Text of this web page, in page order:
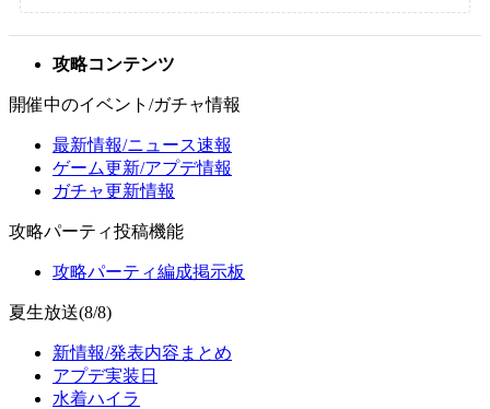
攻略コンテンツ
開催中のイベント/ガチャ情報
最新情報/ニュース速報
ゲーム更新/アプデ情報
ガチャ更新情報
攻略パーティ投稿機能
攻略パーティ編成掲示板
夏生放送(8/8)
新情報/発表内容まとめ
アプデ実装日
水着ハイラ